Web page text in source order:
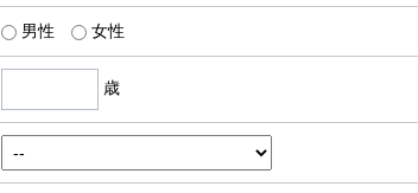
男性 女性
歳